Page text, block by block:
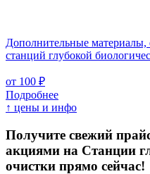
Дополнительные материалы,
станций глубокой
от 100 ₽
Подробнее
↑ цены и инфо
Получите свежий
акциями на Станции
очистки прямо сейчас!